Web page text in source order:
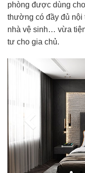
phòng được dùng
thường có đầy đủ nội
nhà vệ sinh… vừa
tư cho gia chủ.